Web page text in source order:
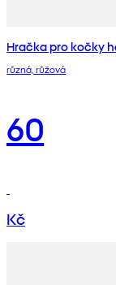
Hračka pro kočky
různá, růžová
60
Kč